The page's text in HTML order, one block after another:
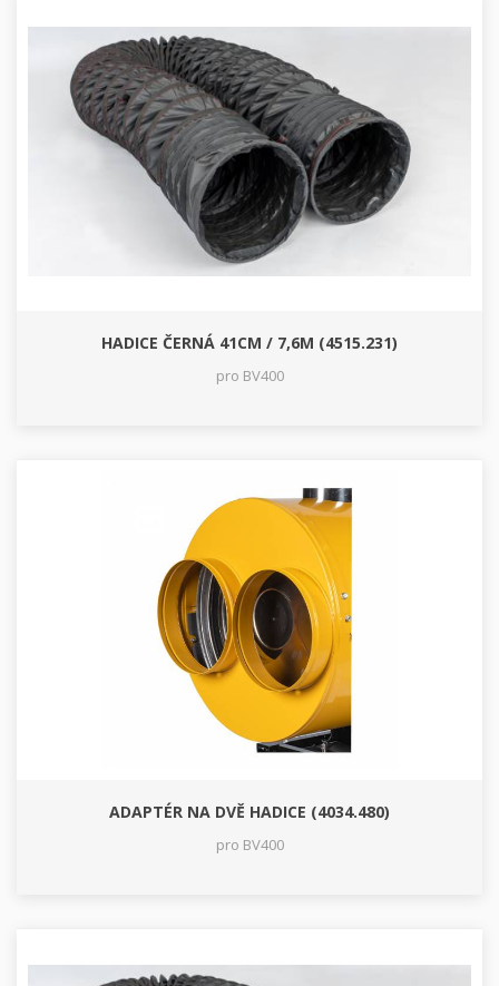
HADICE ČERNÁ 41CM / 7,6M (4515.231)
pro BV400
ADAPTÉR NA DVĚ HADICE (4034.480)
pro BV400